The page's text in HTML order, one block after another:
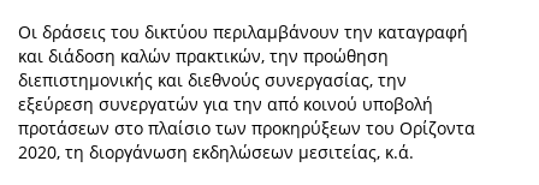
Οι δράσεις του δικτύου περιλαμβάνουν την καταγραφή
και διάδοση καλών πρακτικών, την προώθηση
διεπιστημονικής και διεθνούς συνεργασίας, την
εξεύρεση συνεργατών για την από κοινού υποβολή
προτάσεων στο πλαίσιο των προκηρύξεων του Ορίζοντα
2020, τη διοργάνωση εκδηλώσεων μεσιτείας, κ.ά.